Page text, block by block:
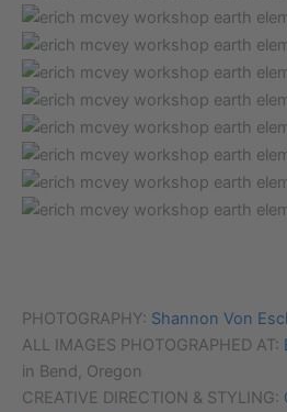
PHOTOGRAPHY: Shannon Von
ALL IMAGES PHOTOGRAPHED AT:
in Bend, Oregon
CREATIVE DIRECTION & STYLING: